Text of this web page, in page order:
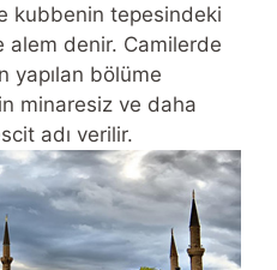
kubbenin tepesindeki
alem denir. Camilerde
yapılan bölüme
minaresiz ve daha
adı verilir.